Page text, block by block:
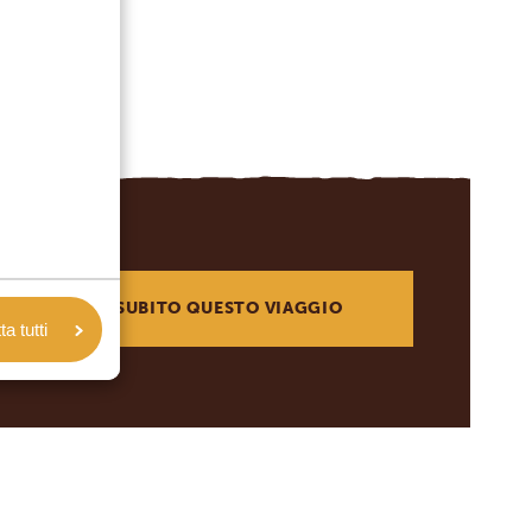
tutti
RICHIEDI SUBITO QUESTO VIAGGIO